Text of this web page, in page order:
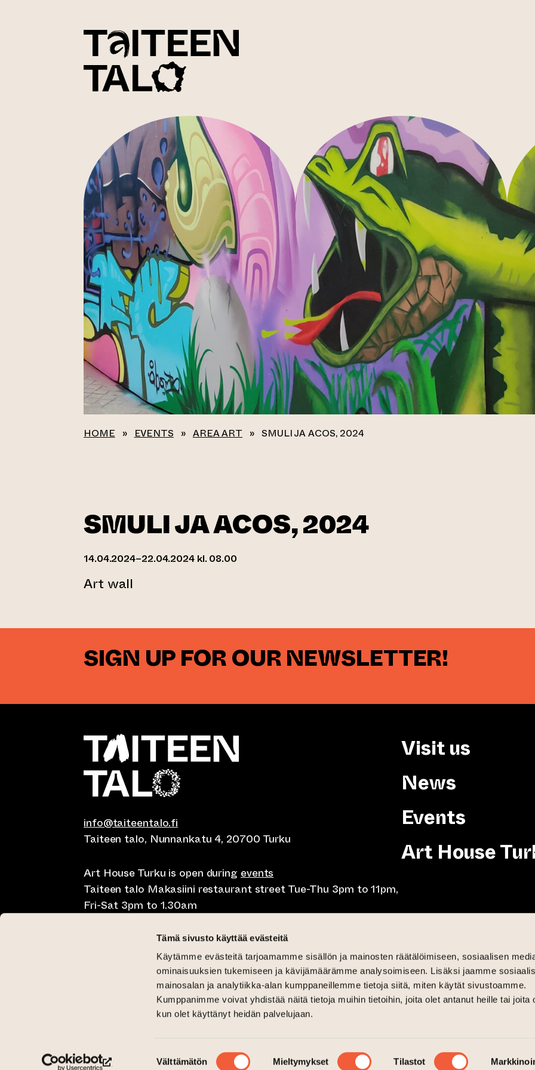
Tämä sivusto käyttää evästeitä
Käytämme evästeitä tarjoamamme sisällön ja mainosten räätälöimiseen, sosiaalisen
ominaisuuksien tukemiseen ja kävijämäärämme analysoimiseen. Lisäksi jaamme
mainosalan ja analytiikka-alan kumppaneillemme tietoja siitä, miten käytät sivustoamme.
Kumppanimme voivat yhdistää näitä tietoja muihin tietoihin, joita olet antanut heille tai joita
kun olet käyttänyt heidän palvelujaan.
Välttämätön Mieltymykset Tilastot
HOME » EVENTS » AREA ART » SMULI JA ACOS, 2024
SMULI JA ACOS, 2024
14.04.2024–22.04.2024 kl. 08.00
Art wall
SIGN UP FOR OUR NEWSLETTER!
info@taiteentalo.fi
Taiteen talo, Nunnankatu 4, 20700 Turku
Art House Turku is open during events
Taiteen talo Makasiini restaurant street Tue-Thu 3pm to 11pm,
Fri-Sat 3pm to 1.30am
Café Elephanten Sun-Mon 10am to 8pm, Tue-Thu 10am to
11pm, Fri-Sat 10am to 1.30am
Restaurant Pegasus Taiteen talo Mon-Fri lunch 10.30-15,
Saturday lunch 11am to 3pm and Sunday brunch 11am until 3pm
Critical Gallery Tue-Sun 12pm until 6pm
Gallery Aski Tue-Fri 12pm until 6pm and Sat-Sun 12pm until 4pm
Taiteen talo Facebookissa
(opens an external website)
Taiteen talo Instagramissa
(opens an external website)
Visit us
News
Events
Art House